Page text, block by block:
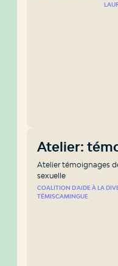
Atelier:
Atelier témoignages
sexuelle
COALITION D'AIDE À LA
TÉMISCAMINGUE